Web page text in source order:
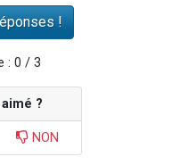
: 0 / 3
?
NON